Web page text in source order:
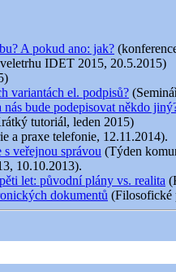
A pokud ano: jak?
IDET 2015, 20.5.2015)
variantách el. podpisů?
bude podepisovat někdo
tutoriál, leden 2015)
a praxe telefonie, 12.11.2014).
veřejnou správou (Týden
10.10.2013).
let: původní plány vs. realita
dokumentů (Filosofické